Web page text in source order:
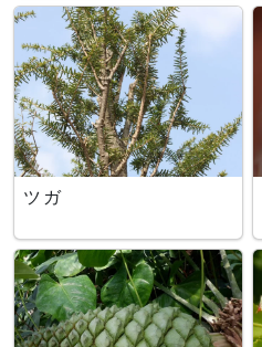
ツガ